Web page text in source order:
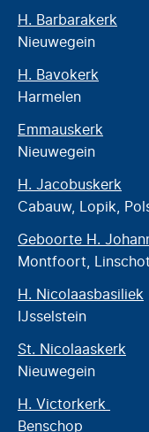
H. Barbarakerk
Nieuwegein
H. Bavokerk
Harmelen
Emmauskerk
Nieuwegein
H. Jacobuskerk
Cabauw, Lopik,
Geboorte H.
Montfoort,
H. Nicolaasbasiliek
IJsselstein
St. Nicolaaskerk
Nieuwegein
H. Victorkerk
Benschop